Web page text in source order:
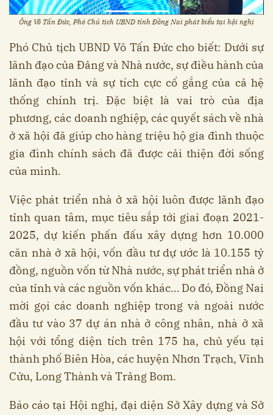
Ông Võ Tấn Đức, Phó Chủ tịch UBND tỉnh Đồng Nai phát biểu tại hội nghị
Phó Chủ tịch UBND Võ Tấn Đức cho biết: Dưới sự
lãnh đạo của Đảng và Nhà nước, sự điều hành của
lãnh đạo tỉnh và sự tích cực cố gắng của cả hệ
thống chính trị. Đặc biệt là vai trò của địa
phương, các doanh nghiệp, các quyết sách về nhà
ở xã hội đã giúp cho hàng triệu hộ gia đình thuộc
gia đình chính sách đã được cải thiện đời sống
của mình.
Việc phát triển nhà ở xã hội luôn được lãnh đạo
tỉnh quan tâm, mục tiêu sắp tới giai đoạn 2021-
2025, dự kiến phấn đấu xây dựng hơn 10.000
căn nhà ở xã hội, vốn đầu tư dự ước là 10.155 tỷ
đồng, nguồn vốn từ Nhà nước, sự phát triển nhà ở
của tỉnh và các nguồn vốn khác… Do đó, Đồng Nai
mời gọi các doanh nghiệp trong và ngoài nước
đầu tư vào 37 dự án nhà ở công nhân, nhà ở xã
hội với tổng diện tích trên 175 ha, chủ yếu tại
thành phố Biên Hòa, các huyện Nhơn Trạch, Vĩnh
Cửu, Long Thành và Trảng Bom.
Báo cáo tại Hội nghị, đại diện Sở Xây dựng và Sở